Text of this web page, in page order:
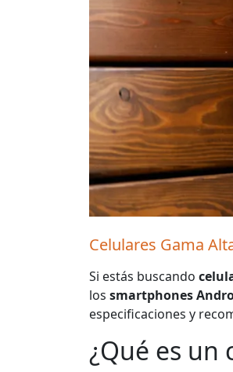
Celulares Gama
Si estás buscando
los smartphones
especificaciones y
¿Qué es un